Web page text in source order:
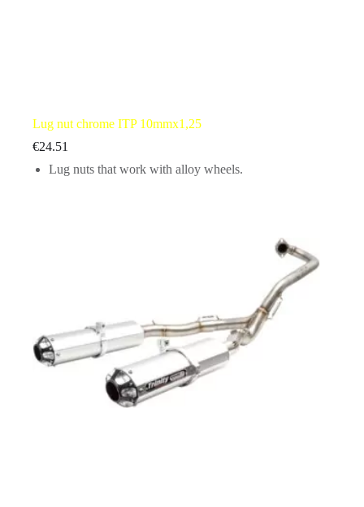
Lug nut chrome ITP 10mmx1,25
€24.51
Lug nuts that work with alloy wheels.